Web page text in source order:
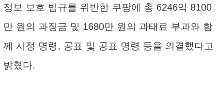
정보 보호 법규를 위반한 쿠팡에 총 6246억 8100
만 원의 과징금 및 1680만 원의 과태료 부과와 함
께 시정 명령, 공표 및 공표 명령 등을 의결했다고
밝혔다.